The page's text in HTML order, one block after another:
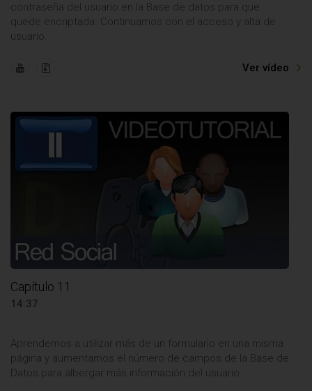
contraseña del usuario en la Base de datos para que
quede encriptada. Continuamos con el acceso y alta de
usuario.
Ver vídeo
Capítulo 11
14:37
Aprendemos a utilizar más de un formulario en una misma
página y aumentamos el número de campos de la Base de
Datos para albergar más información del usuario.